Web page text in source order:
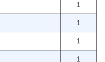
1
1
1
1